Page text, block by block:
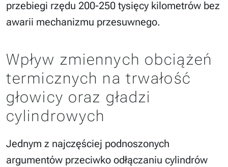
przebiegi rzędu 200-250 tysięcy kilometrów bez
awarii mechanizmu przesuwnego.
Wpływ zmiennych obciążeń
termicznych na trwałość
głowicy oraz gładzi
cylindrowych
Jednym z najczęściej podnoszonych
argumentów przeciwko odłączaniu cylindrów